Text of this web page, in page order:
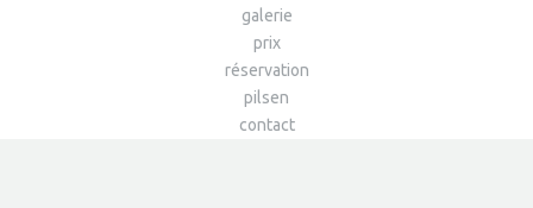
galerie
prix
réservation
pilsen
contact